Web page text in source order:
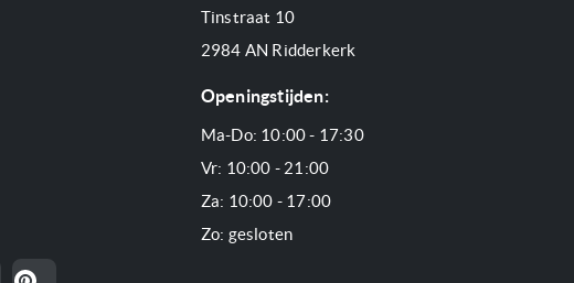
Tinstraat 10
2984 AN Ridderkerk
Openingstijden:
Ma-Do: 10:00 - 17:30
Vr: 10:00 - 21:00
Za: 10:00 - 17:00
Zo: gesloten